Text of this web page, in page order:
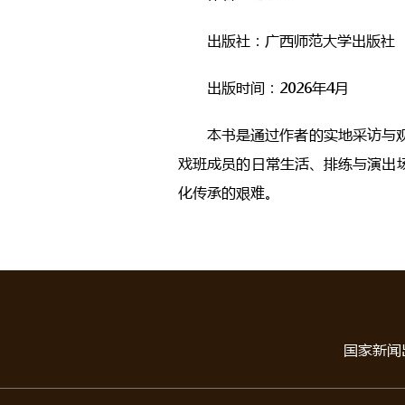
出版社：广西师范大学出版社
出版时间：2026年4月
本书是通过作者的实地采访
戏班成员的日常生活、排练与演出
化传承的艰难。
国家新